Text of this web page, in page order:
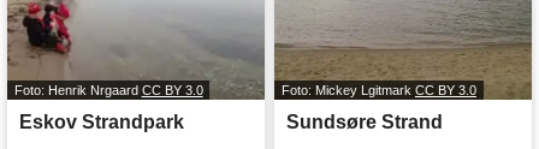
Foto: Henrik Nrgaard CC BY 3.0
Eskov Strandpark
Foto: Mickey Lgitmark CC BY 3.0
Sundsøre Strand